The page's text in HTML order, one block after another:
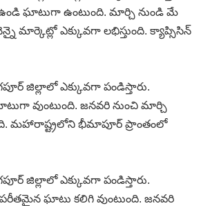
ఉండి ఘాటుగా ఉంటుంది. మార్చి నుండి మే
మార్కెట్లో ఎక్కువగా లభిస్తుంది. క్యాప్సిసిన్‌
జిల్లాలో ఎక్కువగా పండిస్తారు.
వుంటుంది. జనవరి నుంచి మార్చి
మహారాష్ట్రలోని భీమాపూర్‌ ప్రాంతంలో
జిల్లాలో ఎక్కువగా పండిస్తారు.
ఘాటు కలిగి వుంటుంది. జనవరి